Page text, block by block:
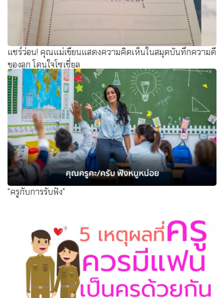
แชร์ว่อน! คุณแม่เขียนแสดงความคิดเห็นในสมุดบันทึกความดี
ของลูก โดนใจโซเชี่ยล
"ครูกับการรับฟัง"